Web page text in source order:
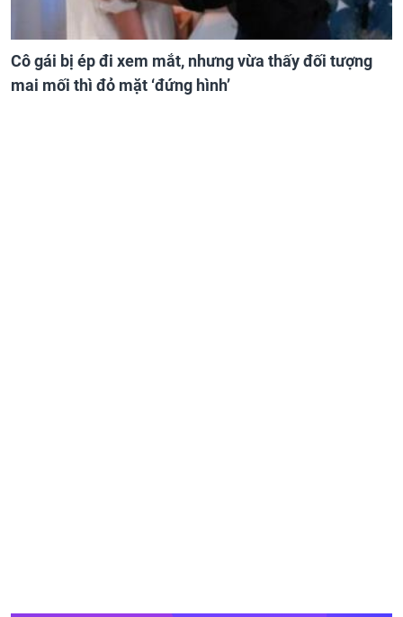
Cô gái bị ép đi xem mắt, nhưng vừa thấy đối tượng
mai mối thì đỏ mặt ‘đứng hình’